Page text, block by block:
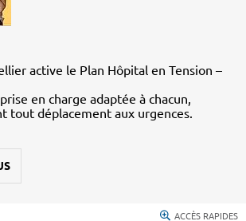
active le Plan Hôpital en Tension –
en charge adaptée à chacun,
tout déplacement aux urgences.
ACCÈS RAPIDES